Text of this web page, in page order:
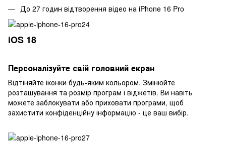
До 27 годин відтворення відео на iPhone 16 Pro
iOS 18
Персоналізуйте свій головний екран
Відтіняйте іконки будь-яким кольором. Змінюйте
розташування та розмір програм і віджетів. Ви навіть
можете заблокувати або приховати програми, щоб
захистити конфіденційну інформацію - це ваш вибір.